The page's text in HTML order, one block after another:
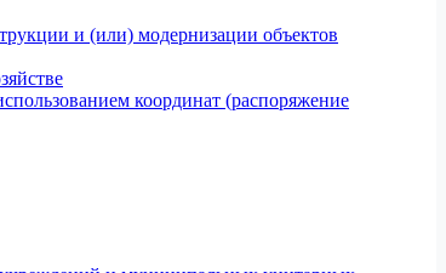
и (или) модернизации объектов
координат (распоряжение